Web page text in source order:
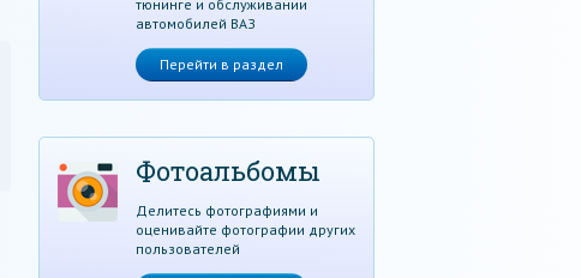
тюнинге и обслуживании
автомобилей ВАЗ
Перейти в раздел
Фотоальбомы
Делитесь фотографиями и
оценивайте фотографии других
пользователей